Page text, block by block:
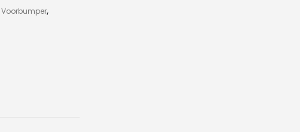
Voorbumper,